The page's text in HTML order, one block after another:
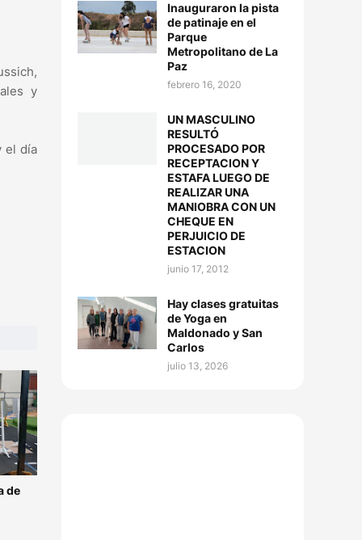
y
el día
de
Inauguraron la pista
de patinaje en el
Parque
Metropolitano de La
Paz
febrero 16, 2020
UN MASCULINO
RESULTÓ
PROCESADO POR
RECEPTACION Y
ESTAFA LUEGO DE
REALIZAR UNA
MANIOBRA CON UN
CHEQUE EN
PERJUICIO DE
ESTACION
junio 17, 2012
Hay clases gratuitas
de Yoga en
Maldonado y San
Carlos
julio 13, 2026